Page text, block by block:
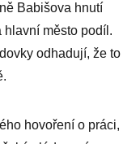
Babišova hnutí
hlavní město podíl.
odhadují, že to
hovoření o práci,